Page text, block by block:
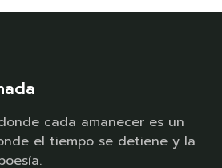
cada amanecer es un
el tiempo se detiene y la